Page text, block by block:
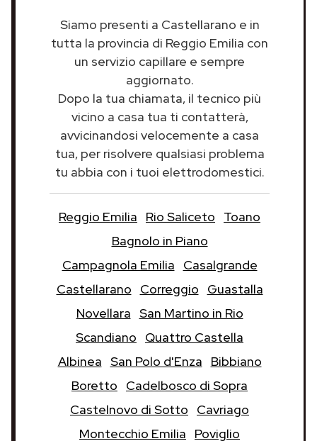
Siamo presenti a Castellarano e in
tutta la provincia di Reggio Emilia con
un servizio capillare e sempre
aggiornato.
Dopo la tua chiamata, il tecnico più
vicino a casa tua ti contatterà,
avvicinandosi velocemente a casa
tua, per risolvere qualsiasi problema
tu abbia con i tuoi elettrodomestici.
Reggio Emilia Rio Saliceto
Toano
Bagnolo in Piano
Campagnola Emilia
Casalgrande
Castellarano
Correggio
Guastalla
Novellara San Martino in Rio
Scandiano
Quattro Castella
Albinea San Polo d'Enza
Bibbiano
Boretto
Cadelbosco di Sopra
Castelnovo di Sotto
Cavriago
Montecchio Emilia
Poviglio